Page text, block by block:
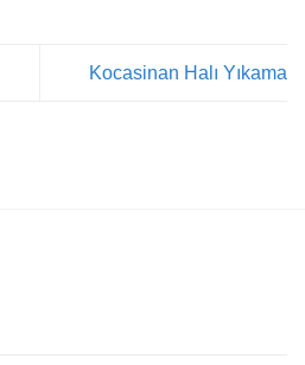
Kocasinan Halı Yıkama